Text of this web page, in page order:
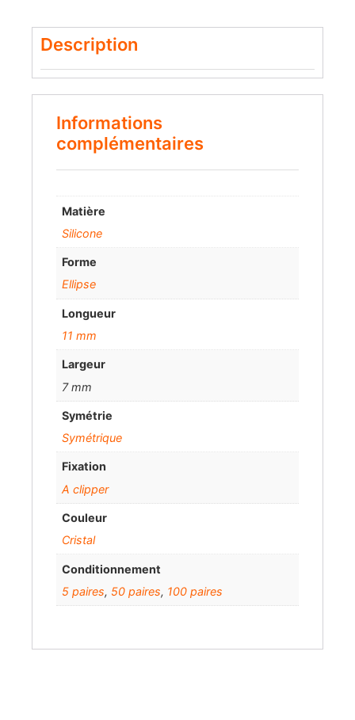
Description
Informations
complémentaires
Matière
Silicone
Forme
Ellipse
Longueur
11 mm
Largeur
7 mm
Symétrie
Symétrique
Fixation
A clipper
Couleur
Cristal
Conditionnement
5 paires, 50 paires, 100 paires